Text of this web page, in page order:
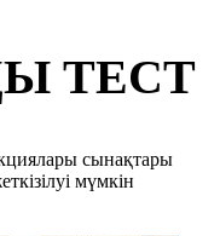
ТЕСТ
сынақтары
мүмкін